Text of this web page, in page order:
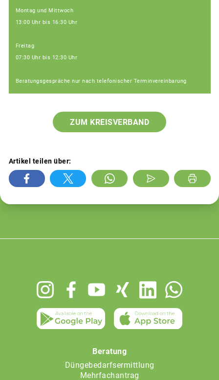
Montag und Mittwoch
13:00 Uhr bis 16:30 Uhr
Freitag
07:30 Uhr bis 12:30 Uhr
Beratungsgespräche nur nach telefonischer Terminvereinbarung
ZUM KREISVERBAND
Artikel teilen über:
Beratung
Düngebedarfsermittlung
Mehrfachantrag